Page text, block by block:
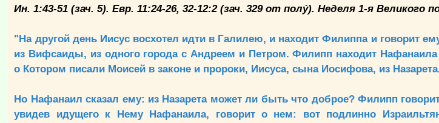
Ин. 1:43-51 (зач. 5). Евр. 11:24-26, 32-12:2 (зач. 329 от полу́). Неделя 1-я Великого
"На другой день Иисус восхотел идти в Галилею, и находит Филиппа и говорит
из Вифсаиды, из одного города с Андреем и Петром. Филипп находит
о Котором писали Моисей в законе и пророки, Иисуса, сына Иосифова, из
Но Нафанаил сказал ему: из Назарета может ли быть что доброе? Филипп
увидев идущего к Нему Нафанаила, говорит о нем: вот подлинно